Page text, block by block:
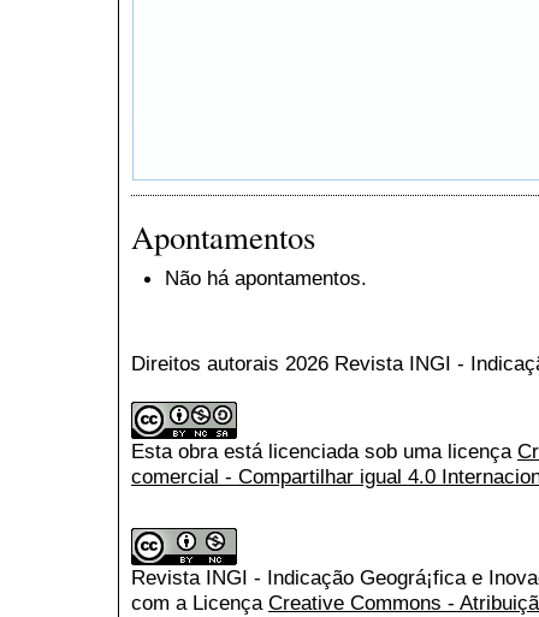
Apontamentos
Não há apontamentos.
Direitos autorais 2026 Revista INGI -
Esta obra está licenciada sob uma licença
comercial - Compartilhar igual 4.0
Revista INGI - Indicação Geográ¡fica e
com a Licença Creative Commons -